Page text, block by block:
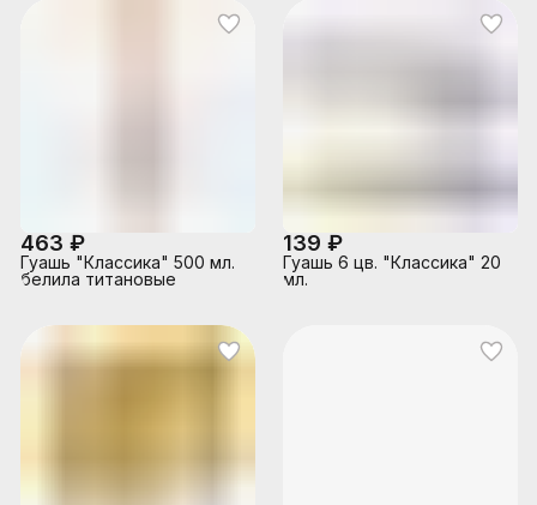
463 ₽
Гуашь "Классика" 500 мл.
белила титановые
139 ₽
Гуашь 6 цв. "Классика" 20
мл.